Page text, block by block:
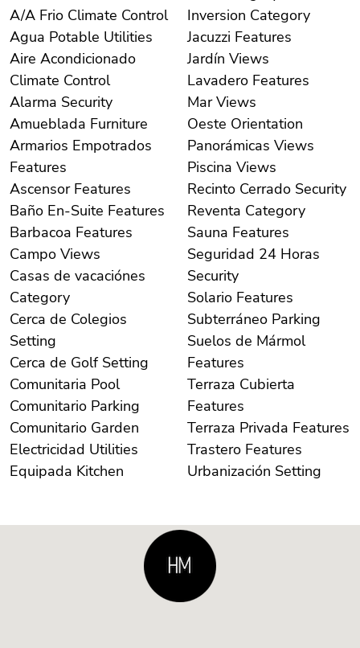
A/A Frio Climate Control
Agua Potable Utilities
Aire Acondicionado
Climate Control
Alarma Security
Amueblada Furniture
Armarios Empotrados
Features
Ascensor Features
Baño En-Suite Features
Barbacoa Features
Campo Views
Casas de vacaciónes
Category
Cerca de Colegios
Setting
Cerca de Golf Setting
Comunitaria Pool
Comunitario Parking
Comunitario Garden
Electricidad Utilities
Equipada Kitchen
Inversion Category
Jacuzzi Features
Jardín Views
Lavadero Features
Mar Views
Oeste Orientation
Panorámicas Views
Piscina Views
Recinto Cerrado Security
Reventa Category
Sauna Features
Seguridad 24 Horas
Security
Solario Features
Subterráneo Parking
Suelos de Mármol
Features
Terraza Cubierta
Features
Terraza Privada Features
Trastero Features
Urbanización Setting